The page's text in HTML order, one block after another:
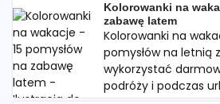
Kolorowanki na
zabawę latem
Kolorowanki na
pomysłów na letnią
wykorzystać
podróży i podczas